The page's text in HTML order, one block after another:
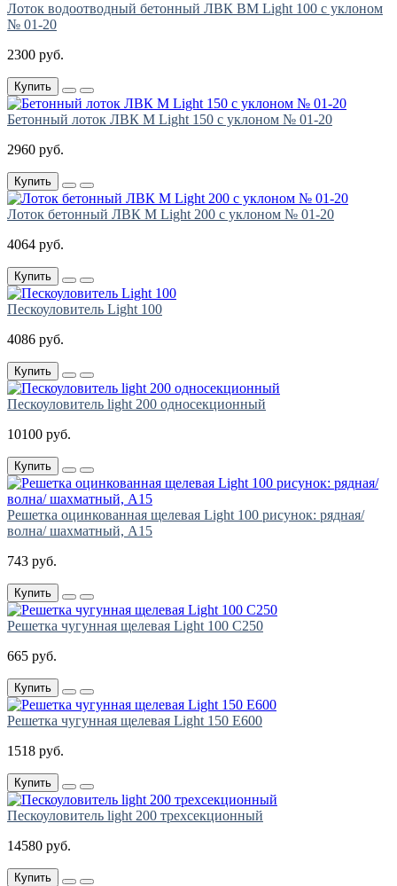
Лоток водоотводный бетонный ЛВК ВМ Light 100 с уклоном
№ 01-20
2300 руб.
Купить
Бетонный лоток ЛВК М Light 150 с уклоном № 01-20
2960 руб.
Купить
Лоток бетонный ЛВК М Light 200 с уклоном № 01-20
4064 руб.
Купить
Пескоуловитель Light 100
4086 руб.
Купить
Пескоуловитель light 200 односекционный
10100 руб.
Купить
Решетка оцинкованная щелевая Light 100 рисунок: рядная/
волна/ шахматный, A15
743 руб.
Купить
Решетка чугунная щелевая Light 100 C250
665 руб.
Купить
Решетка чугунная щелевая Light 150 E600
1518 руб.
Купить
Пескоуловитель light 200 трехсекционный
14580 руб.
Купить